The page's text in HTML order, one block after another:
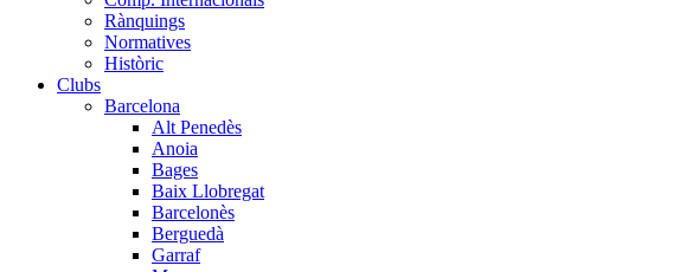
Rànquings
Normatives
Històric
Clubs
Barcelona
Alt Penedès
Anoia
Bages
Baix Llobregat
Barcelonès
Berguedà
Garraf